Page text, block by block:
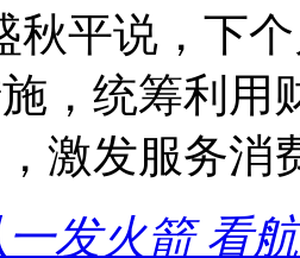
秋平说，下
，统筹利用
激发服务消
一发火箭 看